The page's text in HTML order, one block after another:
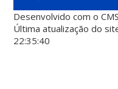
Desenvolvido com o
Última atualização do
22:35:40